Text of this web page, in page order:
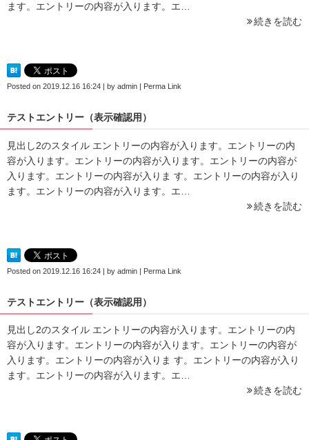
ます。エントリーの内容が入ります。エ…
続きを読む
Posted on 2019.12.16 16:24 by admin Perma Link
テストエントリー（表示確認用）
見出し2のスタイル エントリーの内容が入ります。エントリーの内
容が入ります。エントリーの内容が入ります。エントリーの内容が
入ります。エントリーの内容が入りま す。エントリーの内容が入り
ます。エントリーの内容が入ります。エ…
続きを読む
Posted on 2019.12.16 16:24 | by admin | Perma Link
テストエントリー（表示確認用）
見出し2のスタイル エントリーの内容が入ります。エントリーの内
容が入ります。エントリーの内容が入ります。エントリーの内容が
入ります。エントリーの内容が入りま す。エントリーの内容が入り
ます。エントリーの内容が入ります。エ…
続きを読む